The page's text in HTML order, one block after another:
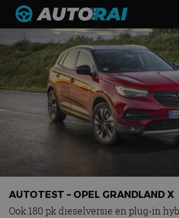
Autonieuws
Podcast
Autotests
Automerken
Adverteren
Contact
MotorRAI.nl
AUTOTEST – OPEL GRANDLAND X
Ook 180 pk dieselversie en plug-in